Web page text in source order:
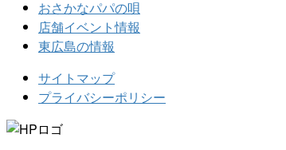
おさかなパパの唄
店舗イベント情報
東広島の情報
サイトマップ
プライバシーポリシー